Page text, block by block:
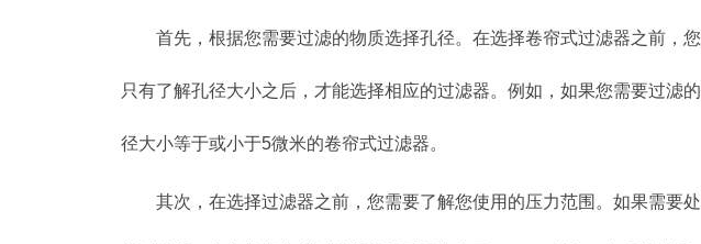
首先，根据您需要过滤的物质选择孔径。在选择卷帘式过滤器之前，
只有了解孔径大小之后，才能选择相应的过滤器。例如，如果您需要过滤
径大小等于或小于5微米的卷帘式过滤器。
其次，在选择过滤器之前，您需要了解您使用的压力范围。如果需要